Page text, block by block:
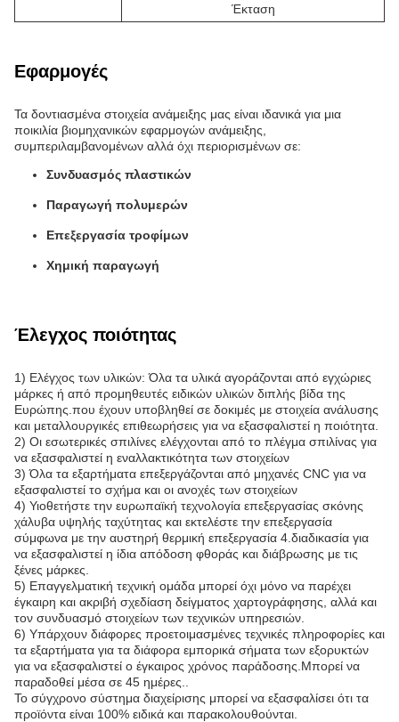
Έκταση
Εφαρμογές
Τα δοντιασμένα στοιχεία ανάμειξης μας είναι ιδανικά για μια
ποικιλία βιομηχανικών εφαρμογών ανάμειξης,
συμπεριλαμβανομένων αλλά όχι περιορισμένων σε:
Συνδυασμός πλαστικών
Παραγωγή πολυμερών
Επεξεργασία τροφίμων
Χημική παραγωγή
Έλεγχος ποιότητας
1) Ελέγχος των υλικών: Όλα τα υλικά αγοράζονται από εγχώριες
μάρκες ή από προμηθευτές ειδικών υλικών διπλής βίδα της
Ευρώπης.που έχουν υποβληθεί σε δοκιμές με στοιχεία ανάλυσης
και μεταλλουργικές επιθεωρήσεις για να εξασφαλιστεί η ποιότητα.
2) Οι εσωτερικές σπιλίνες ελέγχονται από το πλέγμα σπιλίνας για
να εξασφαλιστεί η εναλλακτικότητα των στοιχείων
3) Όλα τα εξαρτήματα επεξεργάζονται από μηχανές CNC για να
εξασφαλιστεί το σχήμα και οι ανοχές των στοιχείων
4) Υιοθετήστε την ευρωπαϊκή τεχνολογία επεξεργασίας σκόνης
χάλυβα υψηλής ταχύτητας και εκτελέστε την επεξεργασία
σύμφωνα με την αυστηρή θερμική επεξεργασία 4.διαδικασία για
να εξασφαλιστεί η ίδια απόδοση φθοράς και διάβρωσης με τις
ξένες μάρκες.
5) Επαγγελματική τεχνική ομάδα μπορεί όχι μόνο να παρέχει
έγκαιρη και ακριβή σχεδίαση δείγματος χαρτογράφησης, αλλά και
τον συνδυασμό στοιχείων των τεχνικών υπηρεσιών.
6) Υπάρχουν διάφορες προετοιμασμένες τεχνικές πληροφορίες και
τα εξαρτήματα για τα διάφορα εμπορικά σήματα των εξορυκτών
για να εξασφαλιστεί ο έγκαιρος χρόνος παράδοσης.Μπορεί να
παραδοθεί μέσα σε 45 ημέρες..
Το σύγχρονο σύστημα διαχείρισης μπορεί να εξασφαλίσει ότι τα
προϊόντα είναι 100% ειδικά και παρακολουθούνται.